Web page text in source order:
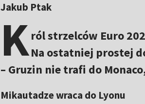
Jakub Ptak
Król strzelców Euro
Na ostatniej prostej
– Gruzin nie trafi do
Mikautadze wraca do Lyonu